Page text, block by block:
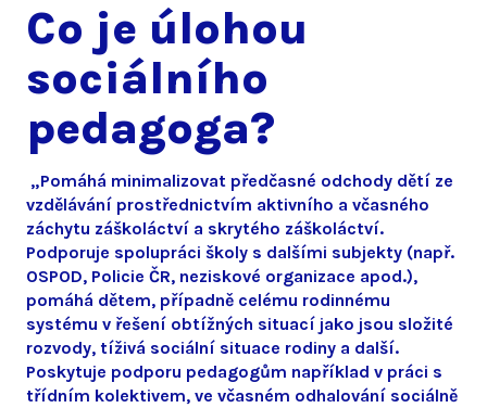
Co je úlohou
sociálního
pedagoga?
„Pomáhá minimalizovat předčasné odchody dětí ze
vzdělávání prostřednictvím aktivního a včasného
záchytu záškoláctví a skrytého záškoláctví.
Podporuje spolupráci školy s dalšími subjekty (např.
OSPOD, Policie ČR, neziskové organizace apod.),
pomáhá dětem, případně celému rodinnému
systému v řešení obtížných situací jako jsou složité
rozvody, tíživá sociální situace rodiny a další.
Poskytuje podporu pedagogům například v práci s
třídním kolektivem, ve včasném odhalování sociálně